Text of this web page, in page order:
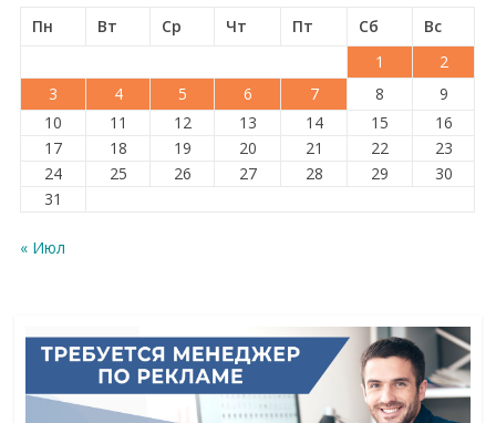
Пн
Вт Ср Чт Пт Сб
Вс
1
2
3
4 5 6 7 8
9
10
11 12 13 14 15
16
17
18 19 20 21 22
23
24
25 26 27 28 29
30
31
« Июл